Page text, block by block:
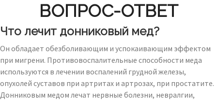
ВОПРОС-ОТВЕТ
Что лечит донниковый мед?
Он обладает обезболивающим и успокаивающим эффектом
при мигрени. Противовоспалительные способности меда
используются в лечении воспалений грудной железы,
опухолей суставов при артритах и артрозах, при простатите.
Донниковым медом лечат нервные болезни, невралгии,